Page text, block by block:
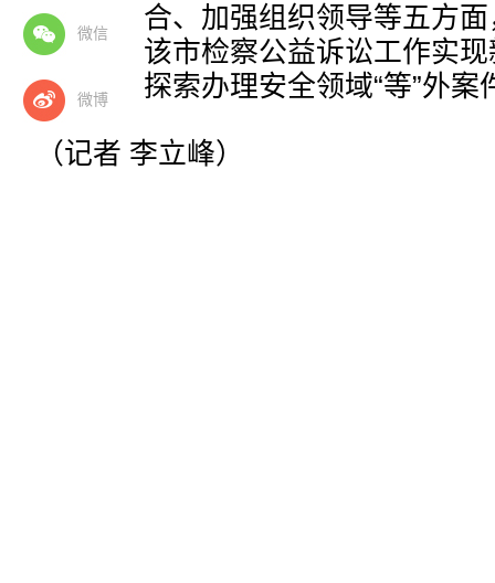
微信
微博
加强协作配合、加强组织领导等五方
措施，推动该市检察公益诉讼工作实
还指出，将探索办理安全领域“等”外案
（记者 李立峰）